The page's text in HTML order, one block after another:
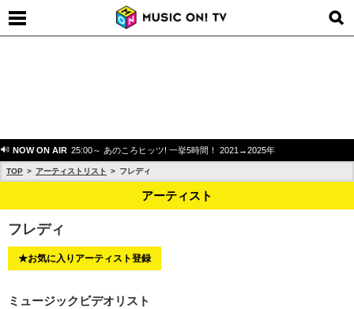
NOW ON AIR 25:00～ あのころヒッツ! 一挙5時間！ 2021→2025年
TOP アーティストリスト フレディ
アーティスト
フレディ
★お気に入りアーティスト登録
ミュージックビデオリスト